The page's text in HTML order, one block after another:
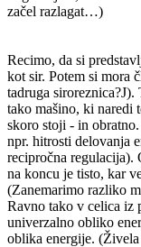
začel razlagat…)
Recimo, da si
kot sir. Potem si mora
tadruga siroreznica?J).
tako mašino, ki naredi
skoro stoji - in
npr. hitrosti delovanja
recipročna regulacija).
na koncu je tisto, kar
(Zanemarimo razliko
Ravno tako v celica iz
univerzalno obliko
oblika energije.